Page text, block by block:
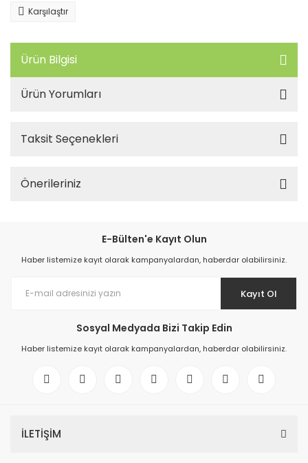
Karşılaştır
Ürün Bilgisi
Ürün Yorumları
Taksit Seçenekleri
Önerileriniz
E-Bülten'e Kayıt Olun
Haber listemize kayıt olarak kampanyalardan, haberdar olabilirsiniz.
Kayıt Ol
Sosyal Medyada Bizi Takip Edin
Haber listemize kayıt olarak kampanyalardan, haberdar olabilirsiniz.
İLETİŞİM